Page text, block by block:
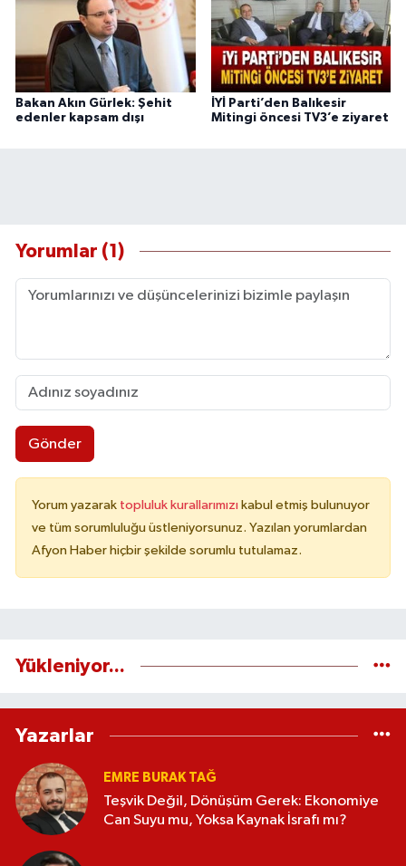
Bakan Akın Gürlek: Şehit
edenler kapsam dışı
İYİ Parti’den Balıkesir
Mitingi öncesi TV3’e ziyaret
Yorumlar (1)
Gönder
Yorum yazarak topluluk kurallarımızı kabul etmiş bulunuyor
ve tüm sorumluluğu üstleniyorsunuz. Yazılan yorumlardan
Afyon Haber hiçbir şekilde sorumlu tutulamaz.
Yükleniyor...
Yazarlar
EMRE BURAK TAĞ
Teşvik Değil, Dönüşüm Gerek: Ekonomiye
Can Suyu mu, Yoksa Kaynak İsrafı mı?